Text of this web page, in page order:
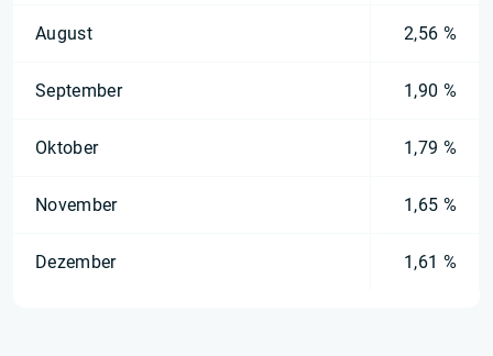
August 2,56 %
September 1,90 %
Oktober 1,79 %
November 1,65 %
Dezember 1,61 %